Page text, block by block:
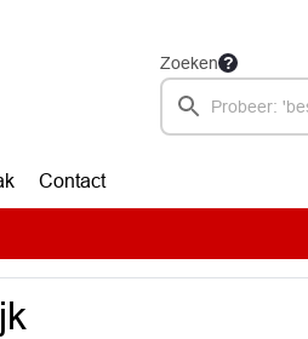
Zoeken
Contact